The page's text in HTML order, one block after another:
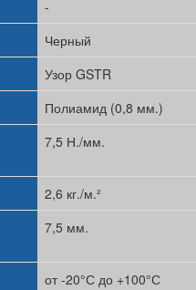
-
Черный
Узор GSTR
Полиамид (0,8 мм.)
7,5 Н./мм.
2,6 кг./м.²
7,5 мм.
от -20°С до +100°С